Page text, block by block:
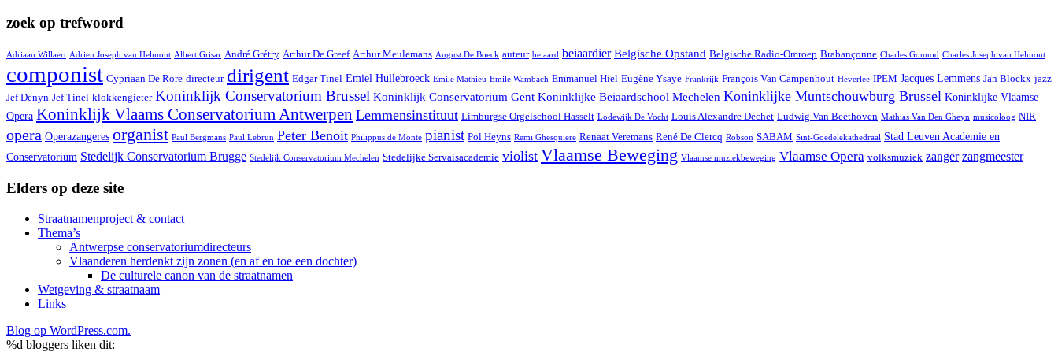
zoek op trefwoord
Adriaan Willaert Adrien Joseph van Helmont Albert Grisar André Grétry Arthur De Greef Arthur Meulemans August De Boeck auteur beiaard beiaardier Belgische Opstand Belgische Radio-Omroep Brabançonne Charles Gounod Charles Joseph van Helmont
componist Cypriaan De Rore directeur dirigent Edgar Tinel Emiel Hullebroeck Emile Mathieu Emile Wambach Emmanuel Hiel Eugène Ysaye Frankrijk François Van Campenhout Heverlee IPEM Jacques Lemmens Jan Blockx jazz
Jef Denyn Jef Tinel klokkengieter Koninklijk Conservatorium Brussel Koninklijk Conservatorium Gent Koninklijke Beiaardschool Mechelen Koninklijke Muntschouwburg Brussel Koninklijke Vlaamse
Opera Koninklijk Vlaams Conservatorium Antwerpen Lemmensinstituut Limburgse Orgelschool Hasselt Lodewijk De Vocht Louis Alexandre Dechet Ludwig Van Beethoven Mathias Van Den Gheyn musicoloog NIR
opera Operazangeres organist Paul Bergmans Paul Lebrun Peter Benoit Philippus de Monte pianist Pol Heyns Remi Ghesquiere Renaat Veremans René De Clercq Robson SABAM Sint-Goedelekathedraal
Stad Leuven Academie en
Conservatorium Stedelijk Conservatorium Brugge Stedelijk Conservatorium Mechelen Stedelijke Servaisacademie violist Vlaamse Beweging Vlaamse muziekbeweging Vlaamse Opera volksmuziek zanger zangmeester
Elders op deze site
Straatnamenproject & contact
Thema’s
Antwerpse conservatoriumdirecteurs
Vlaanderen herdenkt zijn zonen (en af en toe een dochter)
De culturele canon van de straatnamen
Wetgeving & straatnaam
Links
Blog op WordPress.com.
%d bloggers liken dit: